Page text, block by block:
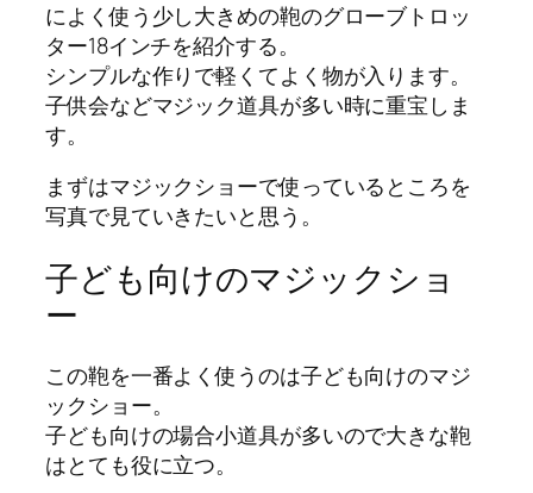
によく使う少し大きめの鞄のグローブトロッ
ター18インチを紹介する。
シンプルな作りで軽くてよく物が入ります。
子供会などマジック道具が多い時に重宝しま
す。
まずはマジックショーで使っているところを
写真で見ていきたいと思う。
子ども向けのマジックショ
ー
この鞄を一番よく使うのは子ども向けのマジ
ックショー。
子ども向けの場合小道具が多いので大きな鞄
はとても役に立つ。